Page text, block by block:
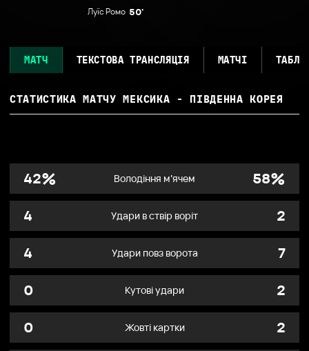
Луїс Ромо 50'
МАТЧ ТЕКСТОВА ТРАНСЛЯЦІЯ МАТЧІ
СТАТИСТИКА МАТЧУМЕКСИКА - ПІВДЕННА КОРЕЯ
42% Володіння м’ячем 58%
4 Удари в ствір воріт
2
4
Удари повз ворота
7
0
Кутові удари
2
0
Жовті картки
2